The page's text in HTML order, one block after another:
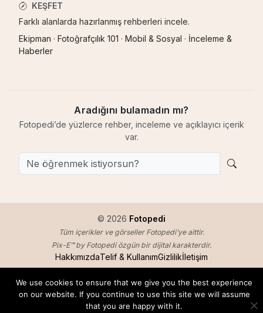
KEŞFET
Farklı alanlarda hazırlanmış rehberleri incele.
Ekipman · Fotoğrafçılık 101 · Mobil & Sosyal · İnceleme &
Haberler
Aradığını bulamadın mı?
Fotopedi’de yüzlerce rehber, inceleme ve açıklayıcı içerik
var.
© 2026 Fotopedi
Tüm içerikler ve görseller Fotopedi’ye aittir.
Pix-E™ by Fotopedi özgün bir dijital karakterdir.
HakkımızdaTelif & KullanımGizlilikİletişim
We use cookies to ensure that we give you the best experience
on our website. If you continue to use this site we will assume
that you are happy with it.